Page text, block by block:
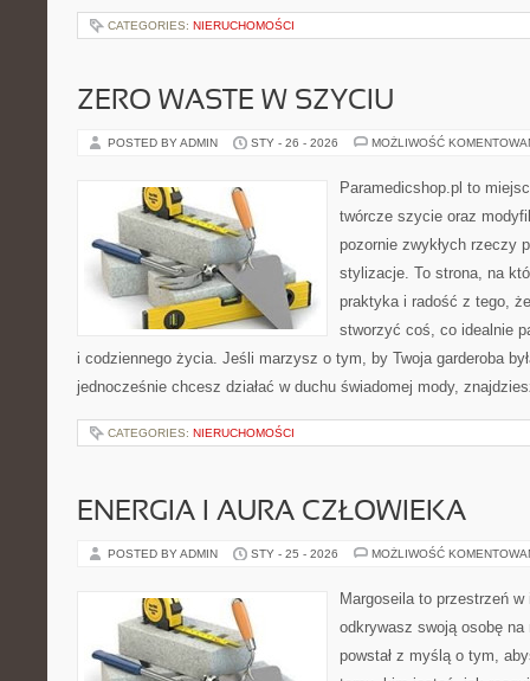
CATEGORIES: NIERUCHOMOŚCI
ZERO WASTE W SZYCIU
POSTED BY ADMIN STY - 26 - 2026 MOŻLIWOŚĆ
Paramedicshop.pl to
twórcze szycie oraz
pozornie zwykłych rzeczy
stylizacje. To strona, na
praktyka i radość z tego,
stworzyć coś, co idealnie
i codziennego życia. Jeśli marzysz o tym, by Twoja garderoba
jednocześnie chcesz działać w duchu świadomej mody,
CATEGORIES: NIERUCHOMOŚCI
ENERGIA I AURA CZŁOWIEKA
POSTED BY ADMIN STY - 25 - 2026 MOŻLIWOŚĆ
Margoseila to przestrzeń
odkrywasz swoją osobę
powstał z myślą o tym,